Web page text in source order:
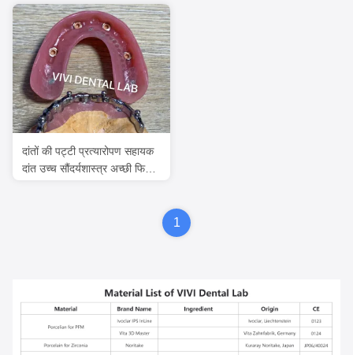
दांतों की पट्टी प्रत्यारोपण सहायक
दांत उच्च सौंदर्यशास्त्र अच्छी फिट
1